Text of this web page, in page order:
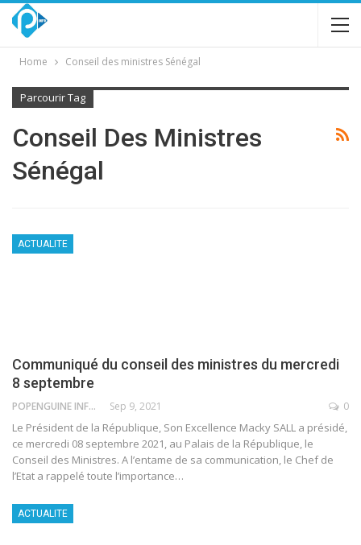
Home Conseil des ministres Sénégal
Parcourir Tag
Conseil Des Ministres
Sénégal
ACTUALITE
Communiqué du conseil des ministres du mercredi
8 septembre
POPENGUINE INFO Sep 9, 2021 0
Le Président de la République, Son Excellence Macky SALL a présidé,
ce mercredi 08 septembre 2021, au Palais de la République, le
Conseil des Ministres. A l’entame de sa communication, le Chef de
l’Etat a rappelé toute l’importance…
ACTUALITE